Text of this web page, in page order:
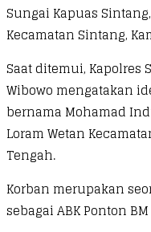
Sungai Kapuas
Kecamatan Sintang,
Saat ditemui, Kapolres
Wibowo mengatakan
bernama Mohamad
Loram Wetan
Tengah.
Korban merupakan
sebagai ABK Ponton